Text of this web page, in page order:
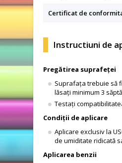
Certificat de
Instructiuni de
Pregătirea suprafeței
Suprafața trebuie să
lăsați minimum 3
Testați
Condiții de aplicare
Aplicare exclusiv la
de umiditate ridicată
Aplicarea benzii